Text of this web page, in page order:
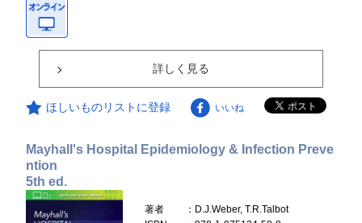
詳しく見る
ほしいものリストに登録 いいね
Mayhall's Hospital Epidemiology & Infection Preve
ntion
5th ed.
著者
：D.J.Weber, T.R.Talbot